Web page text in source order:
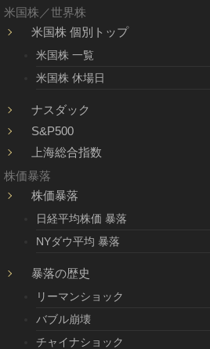
米国株／世界株
米国株 個別トップ
米国株 一覧
米国株 休場日
ナスダック
S&P500
上海総合指数
株価暴落
株価暴落
日経平均株価 暴落
NYダウ平均 暴落
暴落の歴史
リーマンショック
バブル崩壊
チャイナショック